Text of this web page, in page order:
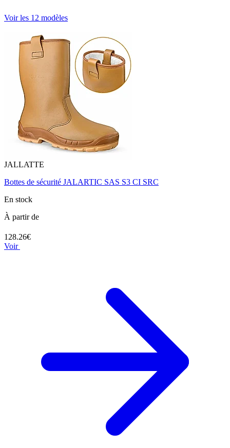
Voir les 12 modèles
JALLATTE
Bottes de sécurité JALARTIC SAS S3 CI SRC
En stock
À partir de
128.26€
Voir